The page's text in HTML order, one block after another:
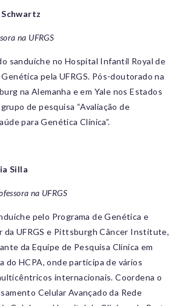
Schwartz
na UFRGS
sanduíche no Hospital Infantil Royal de
pela UFRGS. Pós-doutorado na
na Alemanha e em Yale nos Estados
de pesquisa “Avaliação de
para Genética Clínica”.
Silla
na UFRGS
pelo Programa de Genética e
da UFRGS e Pittsburgh Câncer Institute,
da Equipe de Pesquisa Clinica em
do HCPA, onde participa de vários
internacionais. Coordena o
Celular Avançado da Rede